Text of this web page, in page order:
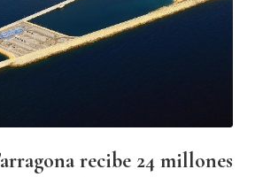
recibe 24 millones